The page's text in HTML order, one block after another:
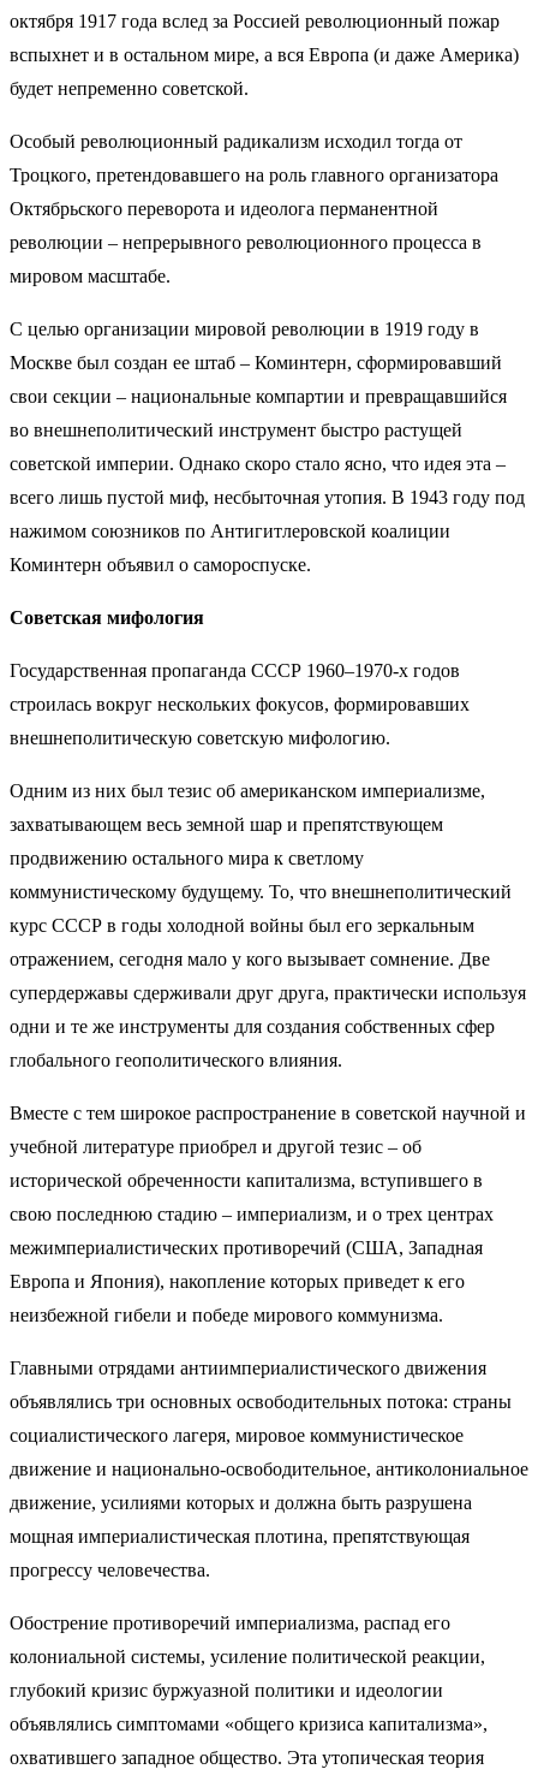
октября 1917 года вслед за Россией революционный пожар
вспыхнет и в остальном мире, а вся Европа (и даже Америка)
будет непременно советской.
Особый революционный радикализм исходил тогда от
Троцкого, претендовавшего на роль главного организатора
Октябрьского переворота и идеолога перманентной
революции – непрерывного революционного процесса в
мировом масштабе.
С целью организации мировой революции в 1919 году в
Москве был создан ее штаб – Коминтерн, сформировавший
свои секции – национальные компартии и превращавшийся
во внешнеполитический инструмент быстро растущей
советской империи. Однако скоро стало ясно, что идея эта –
всего лишь пустой миф, несбыточная утопия. В 1943 году под
нажимом союзников по Антигитлеровской коалиции
Коминтерн объявил о самороспуске.
Советская мифология
Государственная пропаганда СССР 1960–1970-х годов
строилась вокруг нескольких фокусов, формировавших
внешнеполитическую советскую мифологию.
Одним из них был тезис об американском империализме,
захватывающем весь земной шар и препятствующем
продвижению остального мира к светлому
коммунистическому будущему. То, что внешнеполитический
курс СССР в годы холодной войны был его зеркальным
отражением, сегодня мало у кого вызывает сомнение. Две
супердержавы сдерживали друг друга, практически используя
одни и те же инструменты для создания собственных сфер
глобального геополитического влияния.
Вместе с тем широкое распространение в советской научной и
учебной литературе приобрел и другой тезис – об
исторической обреченности капитализма, вступившего в
свою последнюю стадию – империализм, и о трех центрах
межимпериалистических противоречий (США, Западная
Европа и Япония), накопление которых приведет к его
неизбежной гибели и победе мирового коммунизма.
Главными отрядами антиимпериалистического движения
объявлялись три основных освободительных потока: страны
социалистического лагеря, мировое коммунистическое
движение и национально-освободительное, антиколониальное
движение, усилиями которых и должна быть разрушена
мощная империалистическая плотина, препятствующая
прогрессу человечества.
Обострение противоречий империализма, распад его
колониальной системы, усиление политической реакции,
глубокий кризис буржуазной политики и идеологии
объявлялись симптомами «общего кризиса капитализма»,
охватившего западное общество. Эта утопическая теория